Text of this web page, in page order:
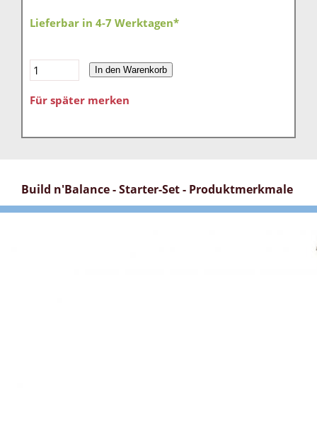
Lieferbar in 4-7 Werktagen*
In den Warenkorb
Für später merken
Build n'Balance - Starter-Set - Produktmerkmale